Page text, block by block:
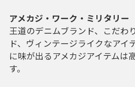
アメカジ・ワーク・ミリタリー
王道のデニムブランド、こだわ
ド、ヴィンテージライクなアイ
に味が出るアメカジアイテムは
す。